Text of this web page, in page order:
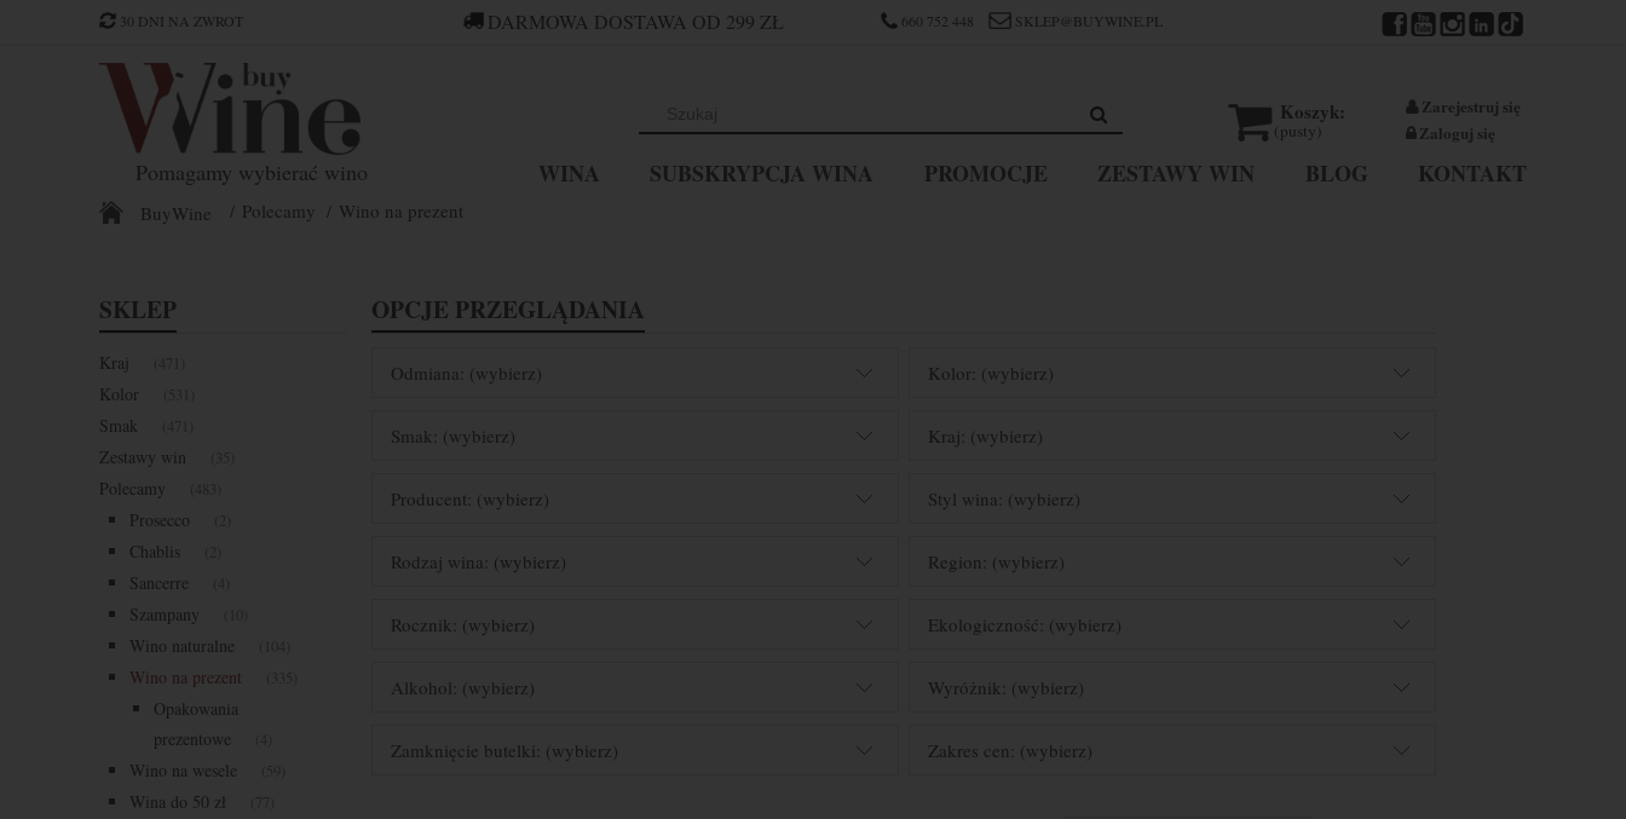
Zarejestruj się
Zaloguj się
Pomagamy wybierać wino
Koszyk:
(pusty)
WINA SUBSKRYPCJA WINA PROMOCJE ZESTAWY WIN BLOG KONTAKT
BuyWine Polecamy Wino na prezent
30 DNI NA ZWROT DARMOWA DOSTAWA OD 299 ZŁ 660 752 448 SKLEP@BUYWINE.PL
SKLEP
Kraj
Kolor
Smak
Zestawy win
Polecamy
Prosecco
Chablis
Sancerre
Szampany
Wino naturalne
Wino na prezent
Opakowania
prezentowe
Wino na wesele
Wina do 50 zł
OPCJE PRZEGLĄDANIA
Odmiana: (wybierz) Kolor: (wybierz)
Smak: (wybierz) Kraj: (wybierz)
Producent: (wybierz) Styl wina: (wybierz)
Rodzaj wina: (wybierz) Region: (wybierz)
Rocznik: (wybierz) Ekologiczność: (wybierz)
Alkohol: (wybierz) Wyróżnik: (wybierz)
Zamknięcie butelki: (wybierz) Zakres cen: (wybierz)